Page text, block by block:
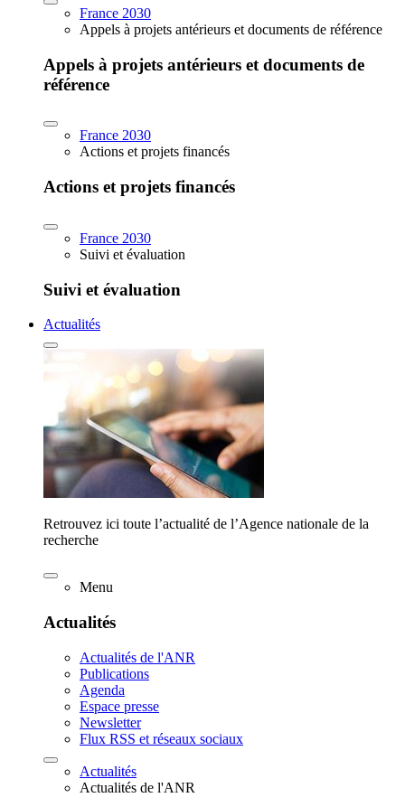
France 2030
Appels à projets antérieurs et documents de référence
Appels à projets antérieurs et documents de
référence
France 2030
Actions et projets financés
Actions et projets financés
France 2030
Suivi et évaluation
Suivi et évaluation
Actualités
Retrouvez ici toute l’actualité de l’Agence nationale de la
recherche
Menu
Actualités
Actualités de l'ANR
Publications
Agenda
Espace presse
Newsletter
Flux RSS et réseaux sociaux
Actualités
Actualités de l'ANR